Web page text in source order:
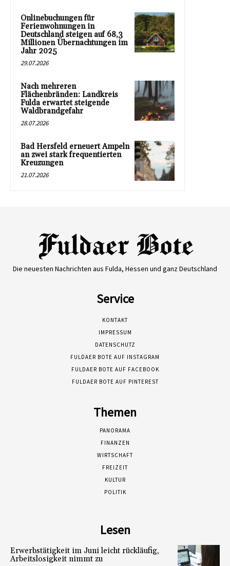
Onlinebuchungen für
Ferienwohnungen in
Deutschland steigen auf 68,3
Millionen Übernachtungen im
Jahr 2025
29.07.2026
Nach mehreren
Flächenbränden: Landkreis
Fulda erwartet steigende
Waldbrandgefahr
28.07.2026
Bad Hersfeld erneuert Ampeln
an zwei stark frequentierten
Kreuzungen
21.07.2026
Die neuesten Nachrichten aus Fulda, Hessen und ganz Deutschland
Service
KONTAKT
IMPRESSUM
DATENSCHUTZ
FULDAER BOTE AUF INSTAGRAM
FULDAER BOTE AUF FACEBOOK
FULDAER BOTE AUF PINTEREST
Themen
PANORAMA
FINANZEN
WIRTSCHAFT
FREIZEIT
KULTUR
POLITIK
Lesen
Erwerbstätigkeit im Juni leicht rückläufig,
Arbeitslosigkeit nimmt zu